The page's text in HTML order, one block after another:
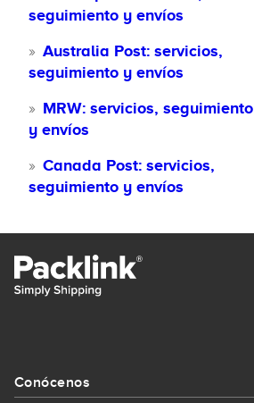
seguimiento y envíos
Australia Post: servicios,
seguimiento y envíos
MRW: servicios, seguimiento
y envíos
Canada Post: servicios,
seguimiento y envíos
Conócenos